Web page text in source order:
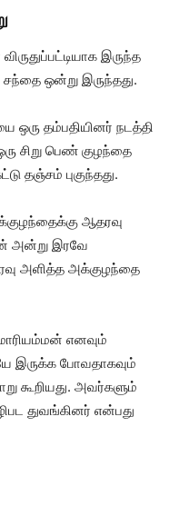
இருந்த
ஒன்று இருந்தது.
ஒரு தம்பதியினர் நடத்தி
சிறு பெண் குழந்தை
தஞ்சம் புகுந்தது.
ஆதரவு
அன்று இரவே
அளித்த அக்குழந்தை
எனவும்
இருக்க போவதாகவும்
கூறியது. அவர்களும்
துவங்கினர் என்பது